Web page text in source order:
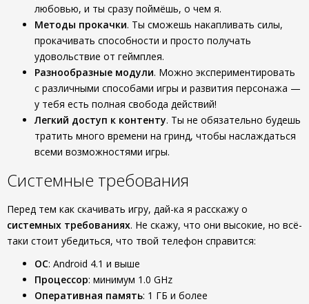
любовью, и ты сразу поймёшь, о чем я.
Методы прокачки. Ты сможешь накапливать силы,
прокачивать способности и просто получать
удовольствие от геймплея.
Разнообразные модули. Можно экспериментировать
с различными способами игры и развития персонажа —
у тебя есть полная свобода действий!
Легкий доступ к контенту. Ты не обязательно будешь
тратить много времени на гринд, чтобы наслаждаться
всеми возможностями игры.
Системные требования
Перед тем как скачивать игру, дай-ка я расскажу о
системных требованиях. Не скажу, что они высокие, но всё-
таки стоит убедиться, что твой телефон справится:
ОС: Android 4.1 и выше
Процессор: минимум 1.0 GHz
Оперативная память: 1 ГБ и более